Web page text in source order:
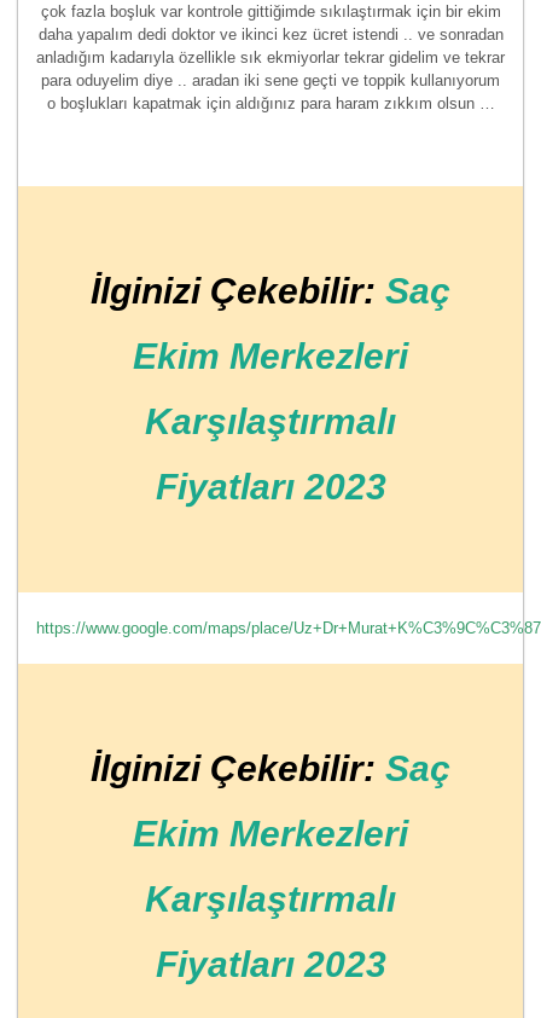
çok fazla boşluk var kontrole gittiğimde sıkılaştırmak için bir ekim
daha yapalım dedi doktor ve ikinci kez ücret istendi .. ve sonradan
anladığım kadarıyla özellikle sık ekmiyorlar tekrar gidelim ve tekrar
para oduyelim diye .. aradan iki sene geçti ve toppik kullanıyorum
o boşlukları kapatmak için aldığınız para haram zıkkım olsun …
İlginizi Çekebilir: Saç
Ekim Merkezleri
Karşılaştırmalı
Fiyatları 2023
https://www.google.com/maps/place/
İlginizi Çekebilir: Saç
Ekim Merkezleri
Karşılaştırmalı
Fiyatları 2023